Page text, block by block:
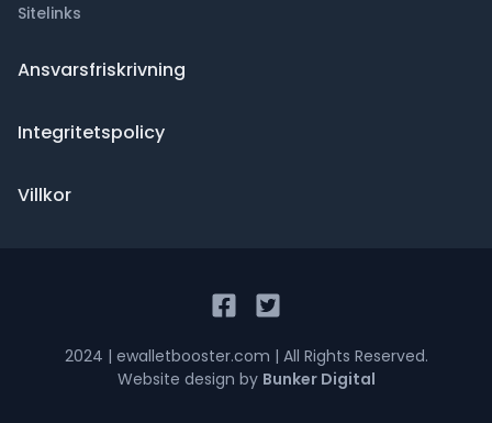
Sitelinks
Ansvarsfriskrivning
Integritetspolicy
Villkor
2024 | ewalletbooster.com | All Rights Reserved.
Website design by Bunker Digital